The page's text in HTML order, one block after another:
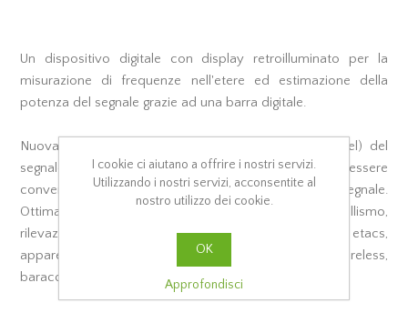
Un dispositivo digitale con display retroilluminato per la
misurazione di frequenze nell'etere ed estimazione della
potenza del segnale grazie ad una barra digitale.
Nuova versione dotata di misuratore dei db (decibel) del
segnale ricevuto, che con apposite tabelle potrà essere
convertita in watt e capire l'entità in potenza del segnale.
Ottima per applicazioni generali, radioamatori, modellismo,
rilevazione microspie, misurazione cordless, cellulari etacs,
apparecchiature di trasmissione, microcamere wireless,
baracchini ecc.
I cookie ci aiutano a offrire i nostri servizi.
Utilizzando i nostri servizi, acconsentite al
nostro utilizzo dei cookie.
OK
Approfondisci